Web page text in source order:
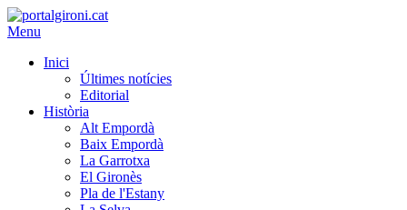
Menu
Inici
Últimes notícies
Editorial
Història
Alt Empordà
Baix Empordà
La Garrotxa
El Gironès
Pla de l'Estany